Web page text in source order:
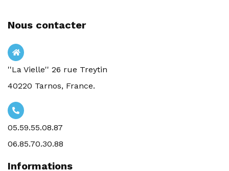
Nous contacter
''La Vielle'' 26 rue Treytin
40220 Tarnos, France.
05.59.55.08.87
06.85.70.30.88
Informations